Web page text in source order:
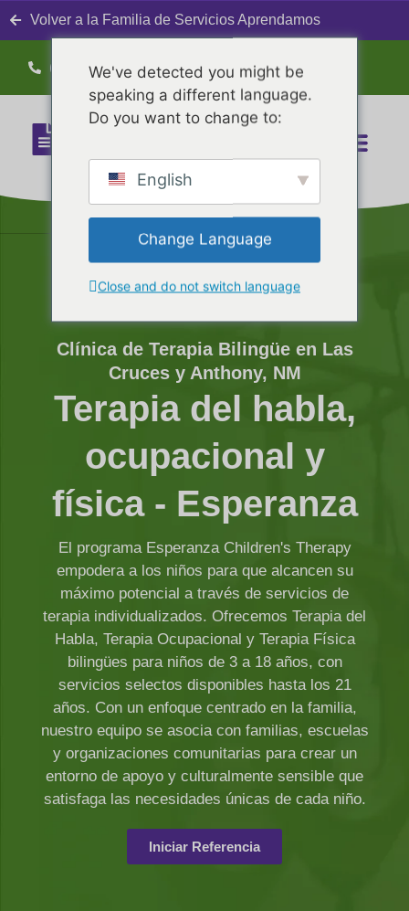
Volver a la Familia de Servicios Aprendamos
(575) 647-3773
Clínica de Terapia Bilingüe en Las
Cruces y Anthony, NM
Terapia del habla,
ocupacional y
física - Esperanza
El programa Esperanza Children's Therapy
empodera a los niños para que alcancen su
máximo potencial a través de servicios de
terapia individualizados. Ofrecemos Terapia del
Habla, Terapia Ocupacional y Terapia Física
bilingües para niños de 3 a 18 años, con
servicios selectos disponibles hasta los 21
años. Con un enfoque centrado en la familia,
nuestro equipo se asocia con familias, escuelas
y organizaciones comunitarias para crear un
entorno de apoyo y culturalmente sensible que
satisfaga las necesidades únicas de cada niño.
Iniciar Referencia
We've detected you might be
speaking a different language.
Do you want to change to:
English
Change Language
Close and do not switch language